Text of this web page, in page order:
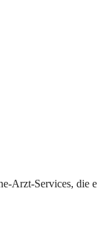
Arzt-Services, die